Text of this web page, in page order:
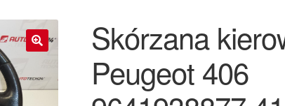
Skórzana
Peugeot 406